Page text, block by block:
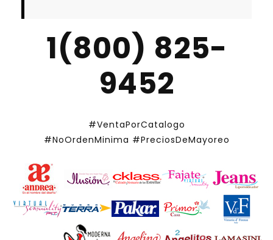
1(800) 825-
9452
#VentaPorCatalogo
#NoOrdenMinima #PreciosDeMayoreo